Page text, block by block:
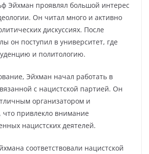
Эйхман проявлял большой интерес
Он читал много и активно
дискуссиях. После
он поступил в университет, где
и политологию.
Эйхман начал работать в
с нацистской партией. Он
организатором и
что привлекло внимание
нацистских деятелей.
соответствовали нацистской